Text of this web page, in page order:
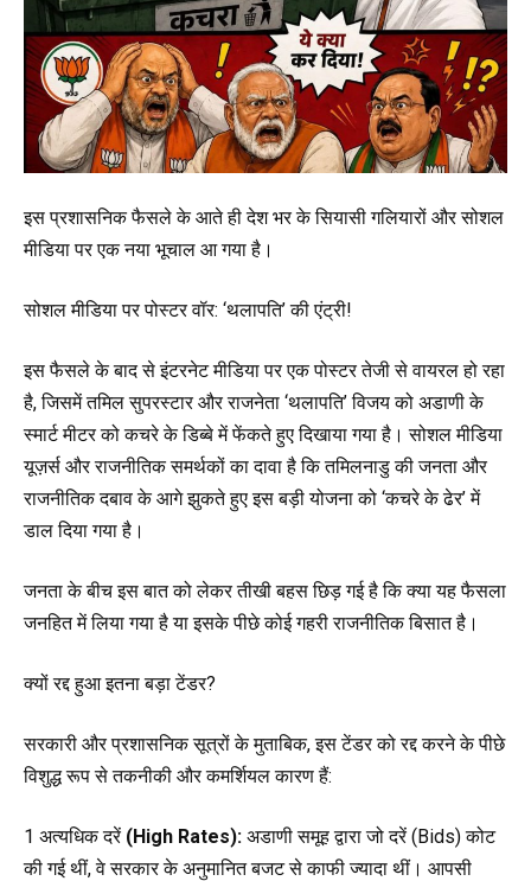
इस प्रशासनिक फैसले के आते ही देश भर के सियासी गलियारों और सोशल
मीडिया पर एक नया भूचाल आ गया है।
सोशल मीडिया पर पोस्टर वॉर: ‘थलापति’ की एंट्री!
इस फैसले के बाद से इंटरनेट मीडिया पर एक पोस्टर तेजी से वायरल हो रहा
है, जिसमें तमिल सुपरस्टार और राजनेता ‘थलापति’ विजय को अडाणी के
स्मार्ट मीटर को कचरे के डिब्बे में फेंकते हुए दिखाया गया है। सोशल मीडिया
यूज़र्स और राजनीतिक समर्थकों का दावा है कि तमिलनाडु की जनता और
राजनीतिक दबाव के आगे झुकते हुए इस बड़ी योजना को ‘कचरे के ढेर’ में
डाल दिया गया है।
जनता के बीच इस बात को लेकर तीखी बहस छिड़ गई है कि क्या यह फैसला
जनहित में लिया गया है या इसके पीछे कोई गहरी राजनीतिक बिसात है।
क्यों रद्द हुआ इतना बड़ा टेंडर?
सरकारी और प्रशासनिक सूत्रों के मुताबिक, इस टेंडर को रद्द करने के पीछे
विशुद्ध रूप से तकनीकी और कमर्शियल कारण हैं:
1 अत्यधिक दरें(High Rates): अडाणी समूह द्वारा जो दरें (Bids) कोट
की गई थीं, वे सरकार के अनुमानित बजट से काफी ज्यादा थीं। आपसी